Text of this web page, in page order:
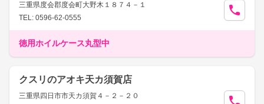
三重県度会郡度会町大野木１８７４－１
TEL: 0596-62-0555
徳用ホイルケース丸型中
クスリのアオキ天カ須賀店
三重県四日市市天カ須賀４－２－２０